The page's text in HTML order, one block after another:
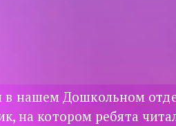
в нашем Дошкольном
на котором ребята